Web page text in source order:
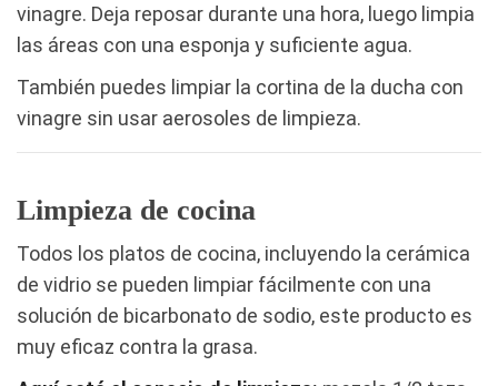
vinagre. Deja reposar durante una hora, luego limpia
las áreas con una esponja y suficiente agua.
También puedes limpiar la cortina de la ducha con
vinagre sin usar aerosoles de limpieza.
Limpieza de cocina
Todos los platos de cocina, incluyendo la cerámica
de vidrio se pueden limpiar fácilmente con una
solución de bicarbonato de sodio, este producto es
muy eficaz contra la grasa.